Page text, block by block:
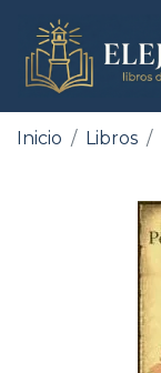
Inicio Libros